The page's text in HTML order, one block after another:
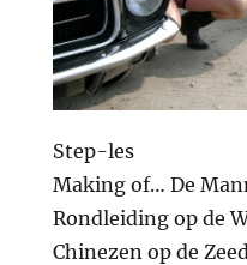
Step-les
Making of… De
Rondleiding op de
Chinezen op de